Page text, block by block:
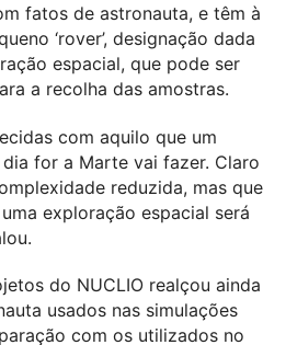
fatos de astronauta, e têm à
‘rover’, designação dada
espacial, que pode ser
a recolha das amostras.
com aquilo que um
for a Marte vai fazer. Claro
reduzida, mas que
exploração espacial será
do NUCLIO realçou ainda
usados nas simulações
com os utilizados no